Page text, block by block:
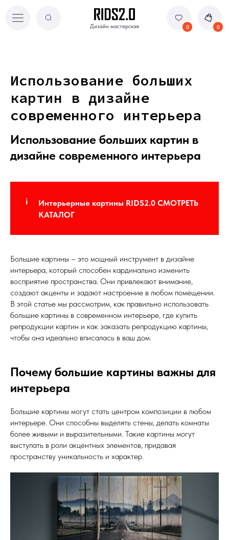
Дизайн мастерская 0
Дизайн мастерская
Использование больших
картин в дизайне
современного интерьера
Использование больших картин в
дизайне современного интерьера
Интерьерные картины RIDS2.0 СМОТРЕТЬ
КАТАЛОГ
Большие картины – это мощный инструмент в дизайне
интерьера, который способен кардинально изменить
восприятие пространства. Они привлекают внимание,
создают акценты и задают настроение в любом помещении.
В этой статье мы рассмотрим, как правильно использовать
большие картины в современном интерьере, где купить
репродукции картин и как заказать репродукцию картины,
чтобы она идеально вписалась в ваш дом.
Почему большие картины важны для
интерьера
Большие картины могут стать центром композиции в любом
интерьере. Они способны выделять стены, делать комнаты
более живыми и выразительными. Такие картины могут
выступать в роли акцентных элементов, придавая
пространству уникальность и характер.